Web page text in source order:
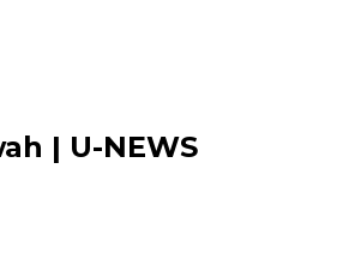
| U-NEWS